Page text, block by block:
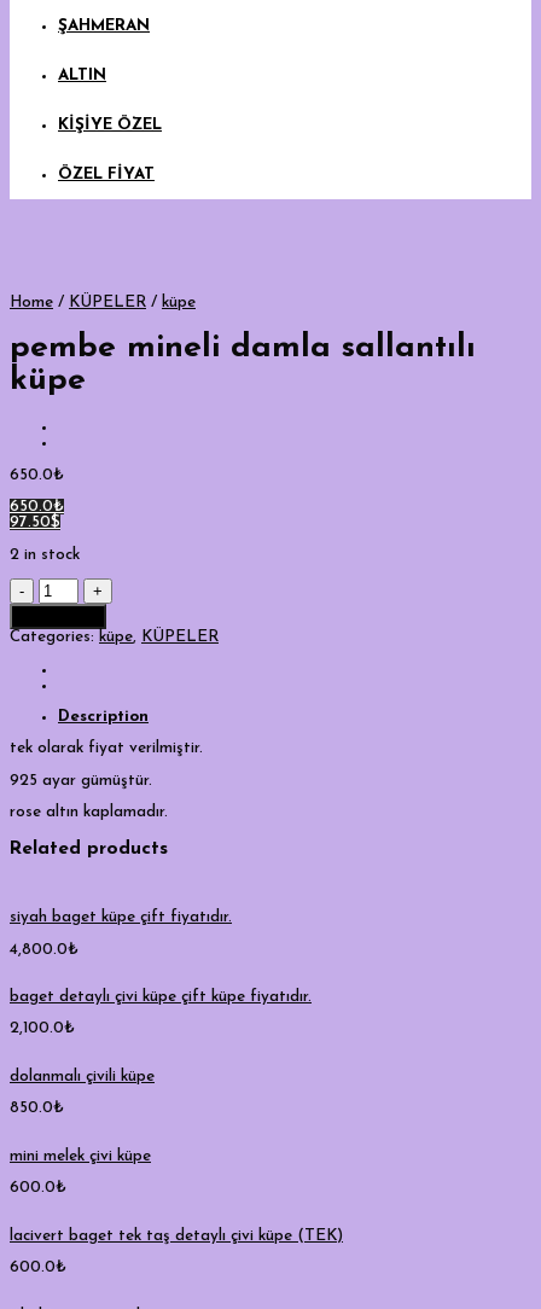
ŞAHMERAN
ALTIN
KİŞİYE ÖZEL
ÖZEL FİYAT
Home / KÜPELER / küpe
pembe mineli damla sallantılı
küpe
650.0₺
650.0₺
97.50$
2 in stock
pembe
mineli
sallantılı
küpe
Categories: küpe, KÜPELER
Description
tek olarak fiyat verilmiştir.
925 ayar gümüştür.
rose altın kaplamadır.
Related products
siyah baget küpe çift fiyatıdır.
4,800.0₺
baget detaylı çivi küpe çift küpe fiyatıdır.
2,100.0₺
dolanmalı çivili küpe
850.0₺
mini melek çivi küpe
600.0₺
lacivert baget tek taş detaylı çivi küpe (TEK)
600.0₺